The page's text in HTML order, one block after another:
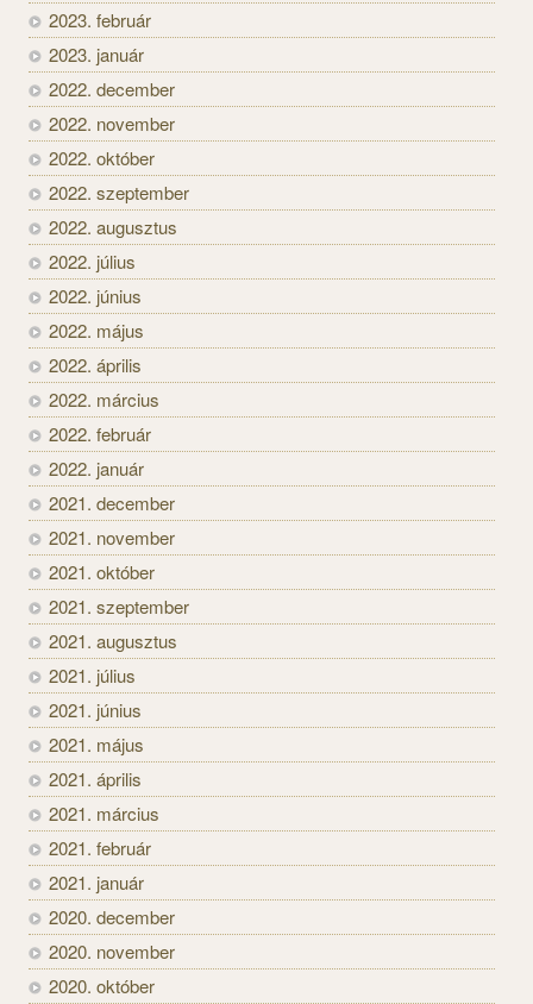
2023. február
2023. január
2022. december
2022. november
2022. október
2022. szeptember
2022. augusztus
2022. július
2022. június
2022. május
2022. április
2022. március
2022. február
2022. január
2021. december
2021. november
2021. október
2021. szeptember
2021. augusztus
2021. július
2021. június
2021. május
2021. április
2021. március
2021. február
2021. január
2020. december
2020. november
2020. október